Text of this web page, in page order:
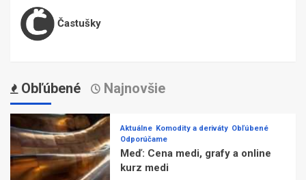
Častušky
Obľúbené Najnovšie
Aktuálne Komodity a deriváty Obľúbené
Odporúčame
Meď: Cena medi, grafy a online
kurz medi